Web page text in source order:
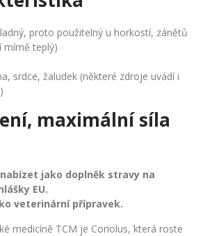
proto použitelný u horkostí, zánětů
mírně teplý)
srdce, žaludek (některé zdroje uvádí i
maximální síla
jako doplněk stravy na
EU.
veterinární přípravek.
medicíně TCM je Coriolus, která roste